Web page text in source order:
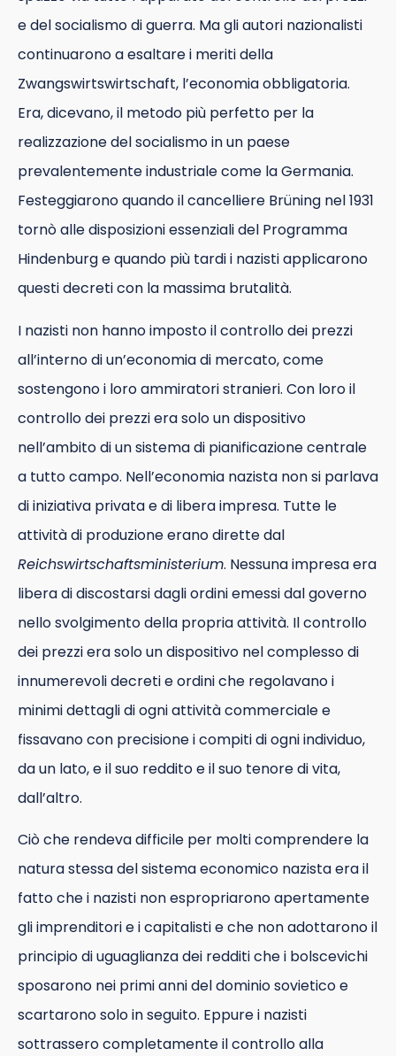
e del socialismo di guerra. Ma gli autori nazionalisti
continuarono a esaltare i meriti della
Zwangswirtswirtschaft, l’economia obbligatoria.
Era, dicevano, il metodo più perfetto per la
realizzazione del socialismo in un paese
prevalentemente industriale come la Germania.
Festeggiarono quando il cancelliere Brüning nel 1931
tornò alle disposizioni essenziali del Programma
Hindenburg e quando più tardi i nazisti applicarono
questi decreti con la massima brutalità.
I nazisti non hanno imposto il controllo dei prezzi
all’interno di un’economia di mercato, come
sostengono i loro ammiratori stranieri. Con loro il
controllo dei prezzi era solo un dispositivo
nell’ambito di un sistema di pianificazione centrale
a tutto campo. Nell’economia nazista non si parlava
di iniziativa privata e di libera impresa. Tutte le
attività di produzione erano dirette dal
Reichswirtschaftsministerium. Nessuna impresa era
libera di discostarsi dagli ordini emessi dal governo
nello svolgimento della propria attività. Il controllo
dei prezzi era solo un dispositivo nel complesso di
innumerevoli decreti e ordini che regolavano i
minimi dettagli di ogni attività commerciale e
fissavano con precisione i compiti di ogni individuo,
da un lato, e il suo reddito e il suo tenore di vita,
dall’altro.
Ciò che rendeva difficile per molti comprendere la
natura stessa del sistema economico nazista era il
fatto che i nazisti non espropriarono apertamente
gli imprenditori e i capitalisti e che non adottarono il
principio di uguaglianza dei redditi che i bolscevichi
sposarono nei primi anni del dominio sovietico e
scartarono solo in seguito. Eppure i nazisti
sottrassero completamente il controllo alla